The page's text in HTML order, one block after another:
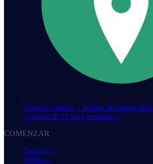
TrazzoLogística y gestión de última milla
Agentes de IA para empresas→
COMENZAR
Precios→
Demo→